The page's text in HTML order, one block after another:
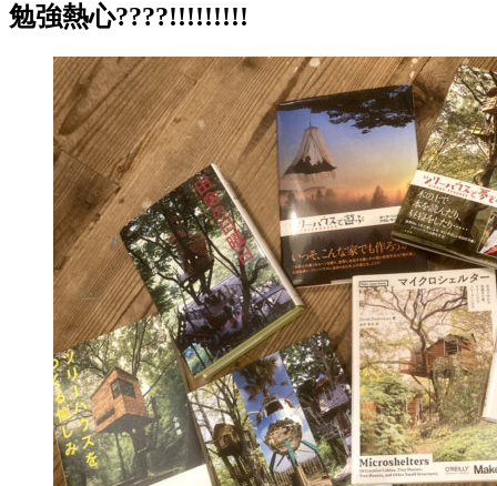
勉強熱心????!!!!!!!!!